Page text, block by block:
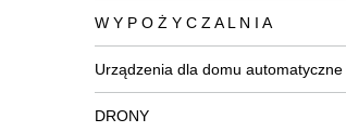
W Y P O Ż Y C Z A L N I A
Urządzenia dla domu automatyczne
DRONY